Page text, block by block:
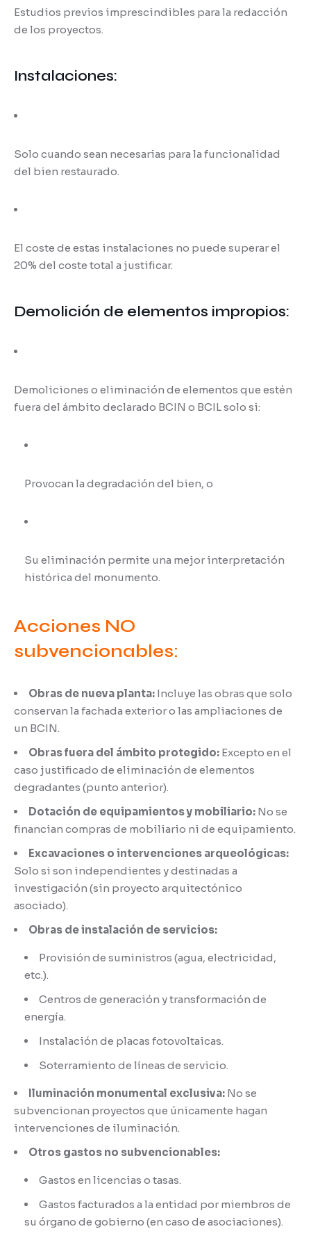
Estudios previos imprescindibles para la redacción
de los proyectos.
Instalaciones:
Solo cuando sean necesarias para la funcionalidad
del bien restaurado.
El coste de estas instalaciones no puede superar el
20% del coste total a justificar.
Demolición de elementos impropios:
Demoliciones o eliminación de elementos que estén
fuera del ámbito declarado BCIN o BCIL solo si:
Provocan la degradación del bien, o
Su eliminación permite una mejor interpretación
histórica del monumento.
Acciones NO
subvencionables:
Obras de nueva planta: Incluye las obras que solo
conservan la fachada exterior o las ampliaciones de
un BCIN.
Obras fuera del ámbito protegido: Excepto en el
caso justificado de eliminación de elementos
degradantes (punto anterior).
Dotación de equipamientos y mobiliario: No se
financian compras de mobiliario ni de equipamiento.
Excavaciones o intervenciones arqueológicas:
Solo si son independientes y destinadas a
investigación (sin proyecto arquitectónico
asociado).
Obras de instalación de servicios:
Provisión de suministros (agua, electricidad,
etc.).
Centros de generación y transformación de
energía.
Instalación de placas fotovoltaicas.
Soterramiento de líneas de servicio.
Iluminación monumental exclusiva: No se
subvencionan proyectos que únicamente hagan
intervenciones de iluminación.
Otros gastos no subvencionables:
Gastos en licencias o tasas.
Gastos facturados a la entidad por miembros de
su órgano de gobierno (en caso de asociaciones).